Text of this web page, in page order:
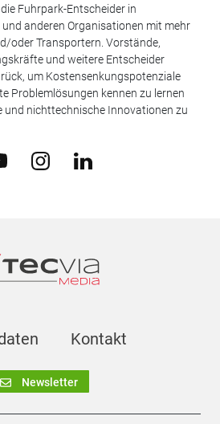
Fuhrpark-Entscheider in
anderen Organisationen mit mehr
oder Transportern. Vorstände,
und weitere Entscheider
um Kostensenkungspotenziale
Problemlösungen kennen zu lernen
und nichttechnische Innovationen zu
Kontakt
Newsletter